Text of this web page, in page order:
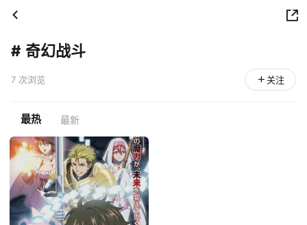
# 奇幻战斗
7 次浏览 关注
最热 最新